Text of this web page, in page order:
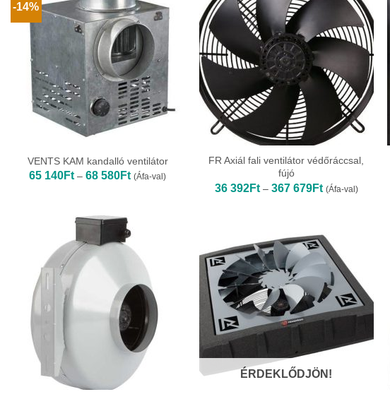
-14%
VENTS KAM kandalló ventilátor
65 140Ft – 68 580FtÁrtartomány:
65
(Áfa-val)
FR Axiál fali ventilátor védőráccsal,
fújó
36 392Ft – 367 679FtÁrtartomány:
36
679Ft
(Áfa-val)
ÉRDEKLŐDJÖN!